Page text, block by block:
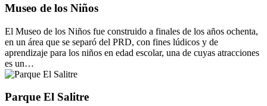
Museo de los Niños
El Museo de los Niños fue construido a finales de los años ochenta,
en un área que se separó del PRD, con fines lúdicos y de
aprendizaje para los niños en edad escolar, una de cuyas atracciones
es un…
Parque El Salitre